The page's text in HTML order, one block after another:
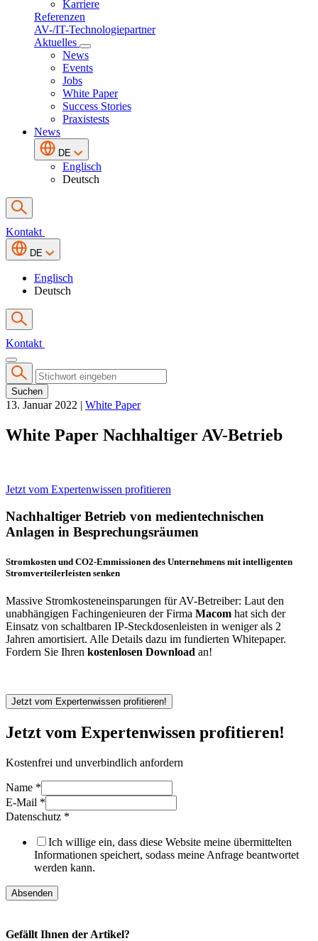
Karriere
Referenzen
AV-/IT-Technologiepartner
Aktuelles
News
Events
Jobs
White Paper
Success Stories
Praxistests
News
DE
Englisch
Deutsch
Kontakt
DE
Englisch
Deutsch
Kontakt
Suchen
13. Januar 2022 | White Paper
White Paper Nachhaltiger AV-Betrieb
Jetzt vom Expertenwissen profitieren
Nachhaltiger Betrieb von medientechnischen
Anlagen in Besprechungsräumen
Stromkosten und CO2-Emmissionen des Unternehmens mit intelligenten
Stromverteilerleisten senken
Massive Stromkosteneinsparungen für AV-Betreiber: Laut den
unabhängigen Fachingenieuren der Firma Macom hat sich der
Einsatz von schaltbaren IP-Steckdosenleisten in weniger als 2
Jahren amortisiert. Alle Details dazu im fundierten Whitepaper.
Fordern Sie Ihren kostenlosen Download an!
Jetzt vom Expertenwissen profitieren!
Jetzt vom Expertenwissen profitieren!
Kostenfrei und unverbindlich anfordern
Name *
E-Mail *
Datenschutz *
Ich willige ein, dass diese Website meine übermittelten
Informationen speichert, sodass meine Anfrage beantwortet
werden kann.
Absenden
Gefällt Ihnen der Artikel?